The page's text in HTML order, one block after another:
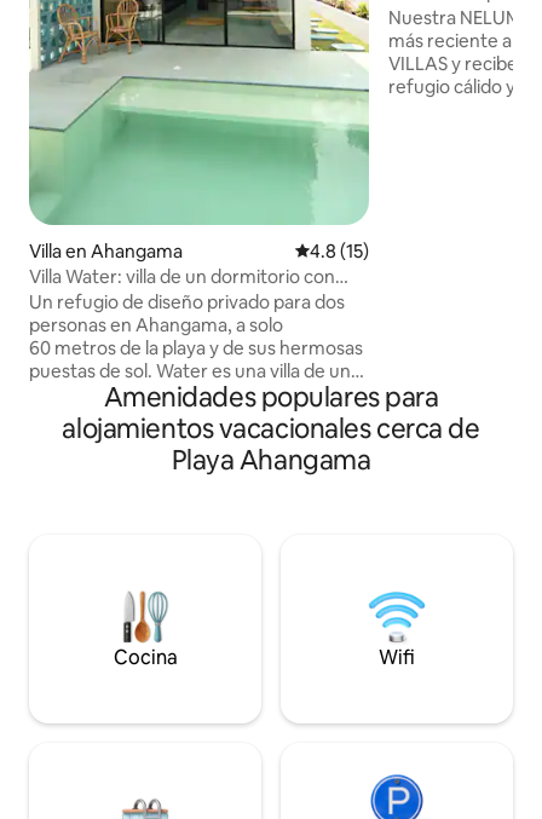
Villa en Ahangama Calificación promedio: 4.8 de
4.8 (15)
Villa Water: villa de un dormitorio con
piscina profunda
Un refugio de diseño privado para dos
personas en Ahangama, a solo
60 metros de la playa y de sus hermosas
puestas de sol. Water es una villa de un
dormitorio ubicada en su propio jardín
tropical amurallado, con una pequeña
piscina privada y una impresionante
fachada de vidrio que inunda el espacio
privacidad, tranquilidad y comodidad, a
pocos minutos de los lugares de surf, las
cafeterías y los restaurantes de
Ahangama
privada - Amare
Nuestra NELUM
más reciente a la
VILLAS y recibe a
refugio cálido y
Amenidades populares para
alojamientos vacacionales cerca de
Playa Ahangama
Cocina Wifi